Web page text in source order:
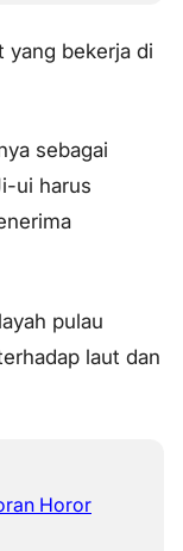
yang bekerja di
sebagai
ui harus
pulau
laut dan
Horor